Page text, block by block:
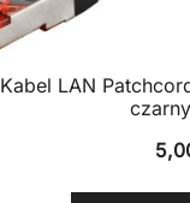
Kabel LAN